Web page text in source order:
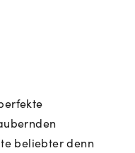
beliebter denn